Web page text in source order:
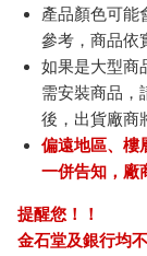
產品顏色可能
參考，商品依
如果是大型商
需安裝商品，
後，出貨廠商
偏遠地區、樓
一併告知，廠
提醒您！！
金石堂及銀行均